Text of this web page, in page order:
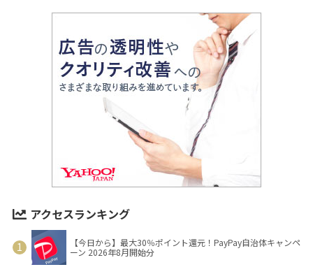
アクセスランキング
【今日から】最大30％ポイント還元！PayPay自治体キャンペ
ーン 2026年8月開始分